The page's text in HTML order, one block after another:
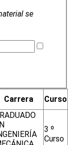
se
Carrera Curso
3 º
Curso